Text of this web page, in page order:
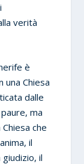
verità
è
una Chiesa
dalle
ma
che
il
il